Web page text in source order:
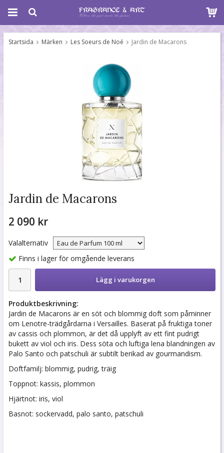
Startsida Märken Les Soeurs de Noé Jardin de Macarons
Jardin de Macarons
2 090 kr
Valalternativ
Finns i lager för omgående leverans
Lägg i varukorgen
Produktbeskrivning:
Jardin de Macarons är en söt och blommig doft som påminner
om Lenotre-trädgårdarna i Versailles. Baserat på fruktiga toner
av cassis och plommon, är det då upplyft av ett fint pudrigt
bukett av viol och iris. Dess söta och luftiga lena blandningen av
Palo Santo och patschuli är subtilt berikad av gourmandism.
Doftfamilj: blommig, pudrig, träig
Toppnot: kassis, plommon
Hjärtnot: iris, viol
Basnot: sockervadd, palo santo, patschuli